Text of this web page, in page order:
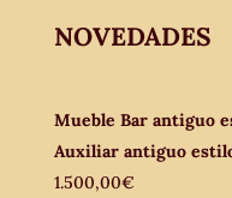
NOVEDADES
Mueble Bar antiguo
Auxiliar antiguo
1.500,00€